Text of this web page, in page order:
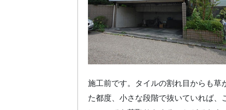
施工前です。タイルの割れ目からも草
た都度、小さな段階で抜いていれば、